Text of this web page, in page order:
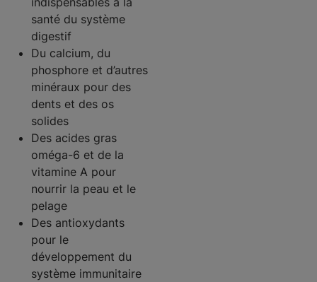
santé du système
digestif
Du calcium, du
phosphore et d’autres
minéraux pour des
dents et des os
solides
Des acides gras
oméga-6 et de la
vitamine A pour
nourrir la peau et le
pelage
Des antioxydants
pour le
développement du
système immunitaire